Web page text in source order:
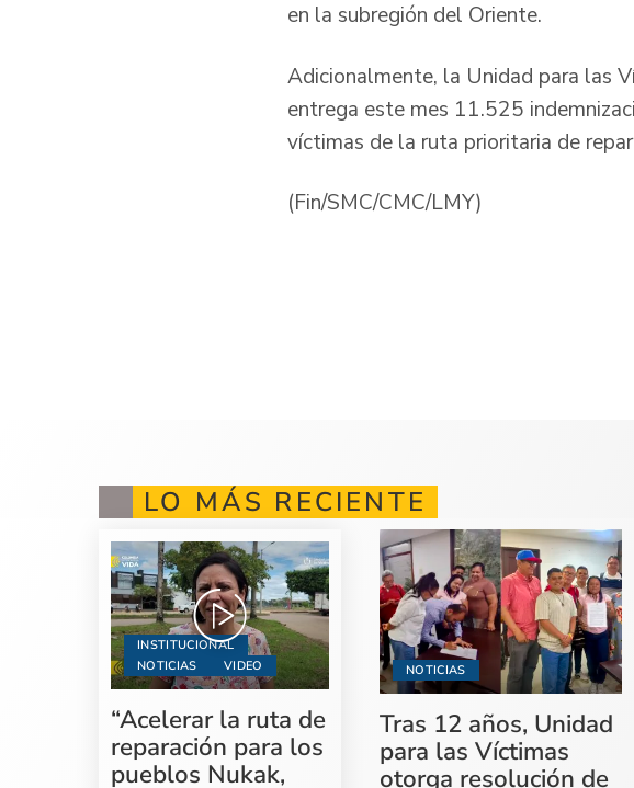
en la subregión del Oriente.
Adicionalmente, la Unidad para las
entrega este mes 11.525
víctimas de la ruta prioritaria de
(Fin/SMC/CMC/LMY)
LO MÁS RECIENTE
INSTITUCIONAL
NOTICIAS
VIDEO
“Acelerar la ruta de
reparación para los
pueblos Nukak,
NOTICIAS
Tras 12 años, Unidad
para las Víctimas
otorga resolución de